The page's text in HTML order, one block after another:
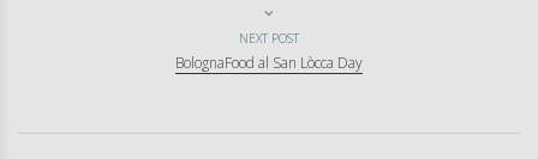
NEXT POST
BolognaFood al San Lòcca Day